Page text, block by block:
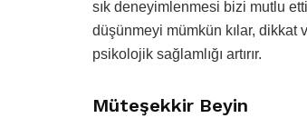
sık deneyimlenmesi bizi mutlu
düşünmeyi mümkün kılar, dikkat
psikolojik sağlamlığı artırır.
Müteşekkir Beyin